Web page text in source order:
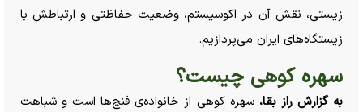
زیستی، نقش آن در اکوسیستم، وضعیت حفاظتی و ارتباطش با
زیستگاه‌های ایران می‌پردازیم.
سهره کوهی چیست؟
به گزارش راز بقا، سهره کوهی از خانواده‌ی فنچ‌ها است و شباهت